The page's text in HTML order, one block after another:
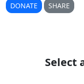
DONATE SHARE
Select